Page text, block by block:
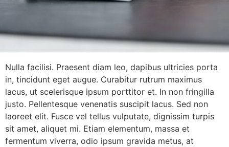
Nulla facilisi. Praesent diam leo, dapibus ultricies porta
in, tincidunt eget augue. Curabitur rutrum maximus
lacus, ut scelerisque ipsum porttitor et. In non fringilla
justo. Pellentesque venenatis suscipit lacus. Sed non
laoreet elit. Fusce vel tellus vulputate, dignissim turpis
sit amet, aliquet mi. Etiam elementum, massa et
fermentum viverra, odio ipsum gravida metus, at